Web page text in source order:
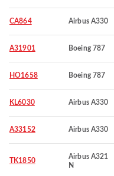
CA864 Airbus A330
A31901 Boeing 787
HO1658 Boeing 787
KL6030 Airbus A330
A33152 Airbus A330
TK1850
Airbus A321
N